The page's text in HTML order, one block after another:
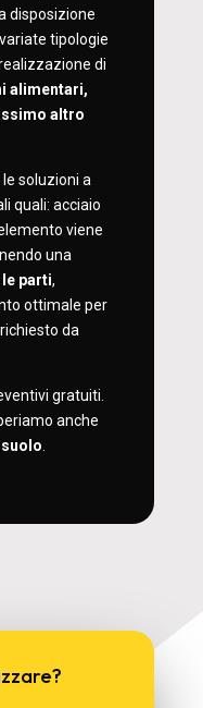
disposizione
tipologie
di
alimentari,
altro
soluzioni a
quali: acciaio
viene
una
parti,
ottimale per
da
gratuiti.
anche
.